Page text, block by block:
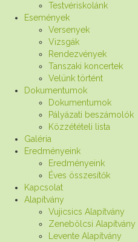
Testvériskolánk
Események
Versenyek
Vizsgák
Rendezvények
Tanszaki koncertek
Velünk történt
Dokumentumok
Dokumentumok
Pályázati beszámolók
Közzétételi lista
Galéria
Eredményeink
Eredményeink
Éves összesítők
Kapcsolat
Alapítvány
Vujicsics Alapítvány
Zenebölcsi Alapítvány
Levente Alapítvány